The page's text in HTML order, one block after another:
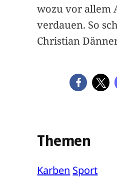
wozu vor allem
verdauen. So
Christian
Themen
Karben Sport